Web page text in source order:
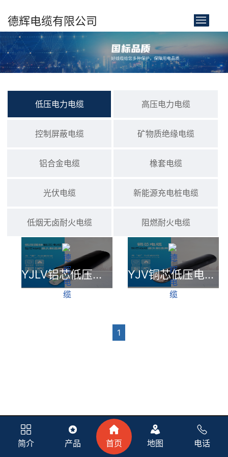
德辉电缆有限公司
首页
关于我们
低压电力电缆 高压电力电缆
控制屏蔽电缆 矿物质绝缘电缆
铝合金电缆 橡套电缆
光伏电缆 新能源充电桩电缆
低烟无卤耐火电缆 阻燃耐火电缆
YJLV铝芯低压电力电缆 YJV铜芯低压电力电缆
1
简介 产品 首页 地图 电话